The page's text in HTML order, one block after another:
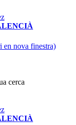
en nova finestra)
cerca